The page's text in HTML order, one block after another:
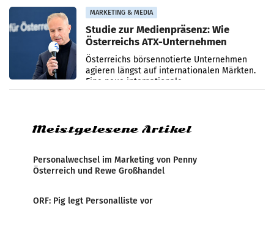
verzeichnete
MARKETING & MEDIA
Studie zur Medienpräsenz: Wie
Österreichs ATX-Unternehmen
international wahrgenommen
werden
Österreichs börsennotierte Unternehmen
agieren längst auf internationalen Märkten.
Eine neue internationale
Medienresonanzanalyse untersucht die
Meistgelesene Artikel
Personalwechsel im Marketing von Penny
Österreich und Rewe Großhandel
ORF: Pig legt Personalliste vor